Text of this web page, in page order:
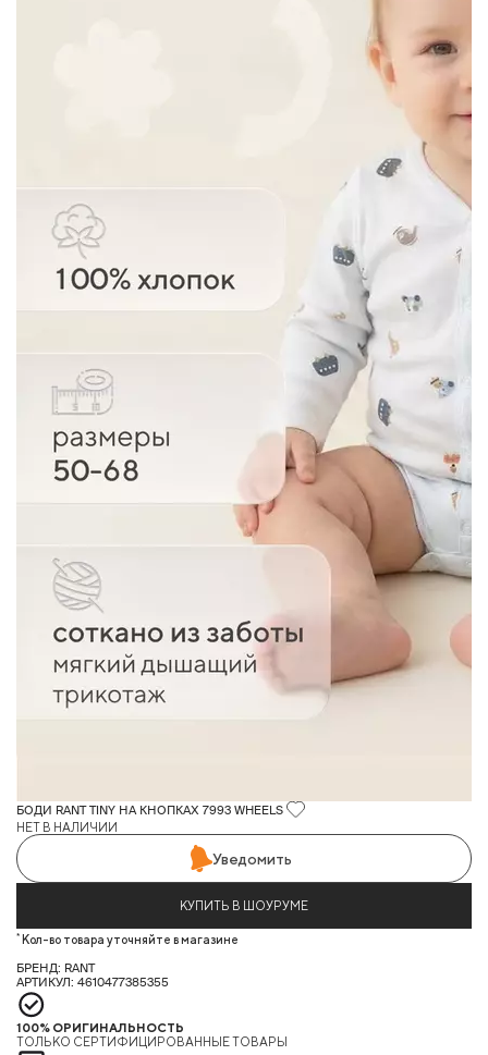
БОДИ RANT TINY НА КНОПКАХ 7993 WHEELS
НЕТ В НАЛИЧИИ
Уведомить
КУПИТЬ В ШОУРУМЕ
* Кол-во товара уточняйте в магазине
БРЕНД: RANT
АРТИКУЛ: 4610477385355
100% ОРИГИНАЛЬНОСТЬ
ТОЛЬКО СЕРТИФИЦИРОВАННЫЕ ТОВАРЫ